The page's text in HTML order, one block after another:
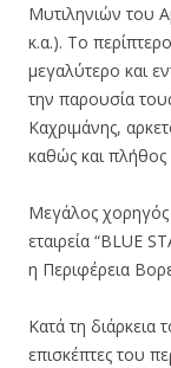
Μυτιληνιών του
κ.α.). Το
μεγαλύτερο και
την παρουσία
Καχριμάνης,
καθώς και
Μεγάλος χορηγός
εταιρεία “BLUE
η Περιφέρεια
Κατά τη διάρκεια
επισκέπτες του